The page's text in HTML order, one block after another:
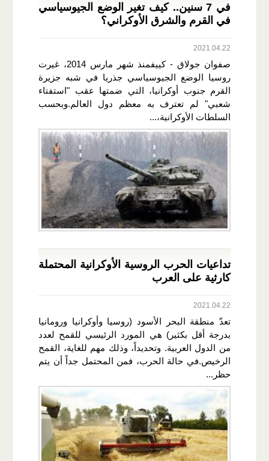
في 7 سنين.. كيف تغير الوضع الجيوسياسي
في القرم والشرق الأوكراني؟
2021.04.22
صفوان جولاق - كييفمنذ شهر مارس 2014، غيرت
روسيا الوضع الجيوسياسي جذريا في شبه جزيرة
القرم جنوب أوكرانيا، التي ضمتها عقب "استفتاء
شعبي" لم تعترف به معظم دول العالم.وبحسب
السلطات الأوكرانية،...
تداعيات الحرب الروسية الأوكرانية المحتملة
كارثية على العرب
2021.04.22
تعدّ منطقة البحر الأسود (روسيا وأوكرانيا ورومانيا
بدرجة أقل بكثير) هي المورد الرئيسي للقمح لعدد
من الدول العربية. وتحديداً، وذلك مهم للغاية، القمح
الرخيص.في حالة الحرب، فمن المحتمل جداً أن يتم
حظر...